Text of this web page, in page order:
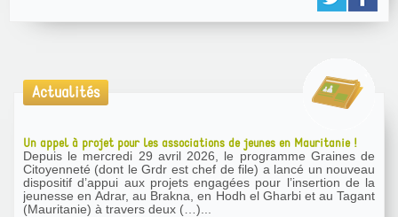
Actualités
Un appel à projet pour les associations de jeunes en Mauritanie !
Depuis le mercredi 29 avril 2026, le programme Graines de
Citoyenneté (dont le Grdr est chef de file) a lancé un nouveau
dispositif d’appui aux projets engagées pour l’insertion de la
jeunesse en Adrar, au Brakna, en Hodh el Gharbi et au Tagant
(Mauritanie) à travers deux (…)...